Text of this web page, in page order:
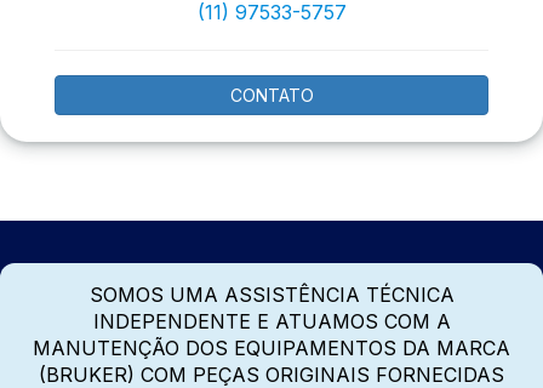
(11) 97533-5757
CONTATO
SOMOS UMA ASSISTÊNCIA TÉCNICA
INDEPENDENTE E ATUAMOS COM A
MANUTENÇÃO DOS EQUIPAMENTOS DA MARCA
(BRUKER) COM PEÇAS ORIGINAIS FORNECIDAS